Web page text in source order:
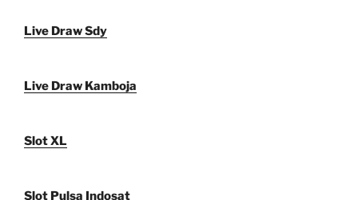
Live Draw Sdy
Live Draw Kamboja
Slot XL
Slot Pulsa Indosat